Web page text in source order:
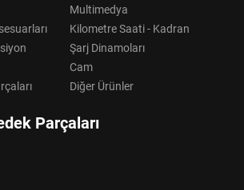
Multimedya
Kilometre Saati - Kadran
Şarj Dinamoları
Cam
Diğer Ürünler
Parçaları